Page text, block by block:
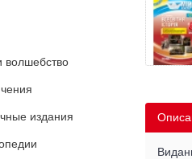
волшебство
издания